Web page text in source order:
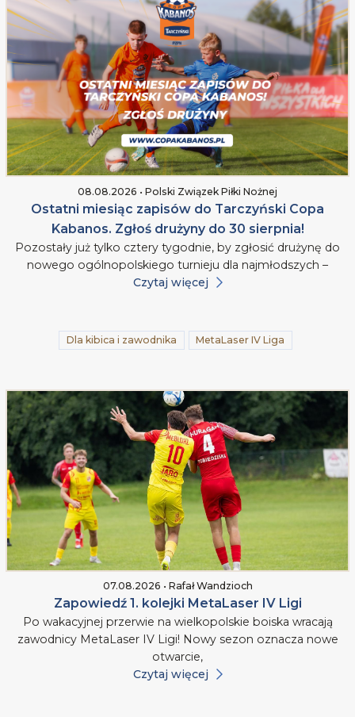
08.08.2026 • Polski Związek Piłki Nożnej
Ostatni miesiąc zapisów do Tarczyński Copa
Kabanos. Zgłoś drużyny do 30 sierpnia!
Pozostały już tylko cztery tygodnie, by zgłosić drużynę do
nowego ogólnopolskiego turnieju dla najmłodszych –
Czytaj więcej
Dla kibica i zawodnika MetaLaser IV Liga
07.08.2026 • Rafał Wandzioch
Zapowiedź 1. kolejki MetaLaser IV Ligi
Po wakacyjnej przerwie na wielkopolskie boiska wracają
zawodnicy MetaLaser IV Ligi! Nowy sezon oznacza nowe
otwarcie,
Czytaj więcej